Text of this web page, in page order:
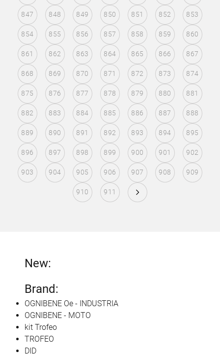
847 848 849 850 851 852 853
854 855 856 857 858 859 860
861 862 863 864 865 866 867
868 869 870 871 872 873 874
875 876 877 878 879 880 881
882 883 884 885 886 887 888
889 890 891 892 893 894 895
896 897 898 899 900 901 902
903 904 905 906 907 908 909
910 911
New:
Brand:
OGNIBENE Oe - INDUSTRIA
OGNIBENE - MOTO
kit Trofeo
TROFEO
DID